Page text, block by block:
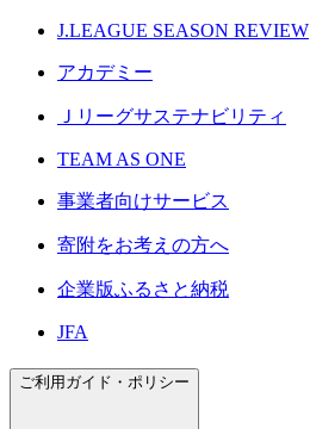
J.LEAGUE SEASON REVIEW
アカデミー
Ｊリーグサステナビリティ
TEAM AS ONE
事業者向けサービス
寄附をお考えの方へ
企業版ふるさと納税
JFA
ご利用ガイド・ポリシー